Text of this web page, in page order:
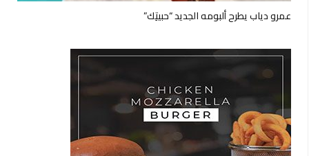
عمرو دياب يطرح ألبومه الجديد “حبيتِك”